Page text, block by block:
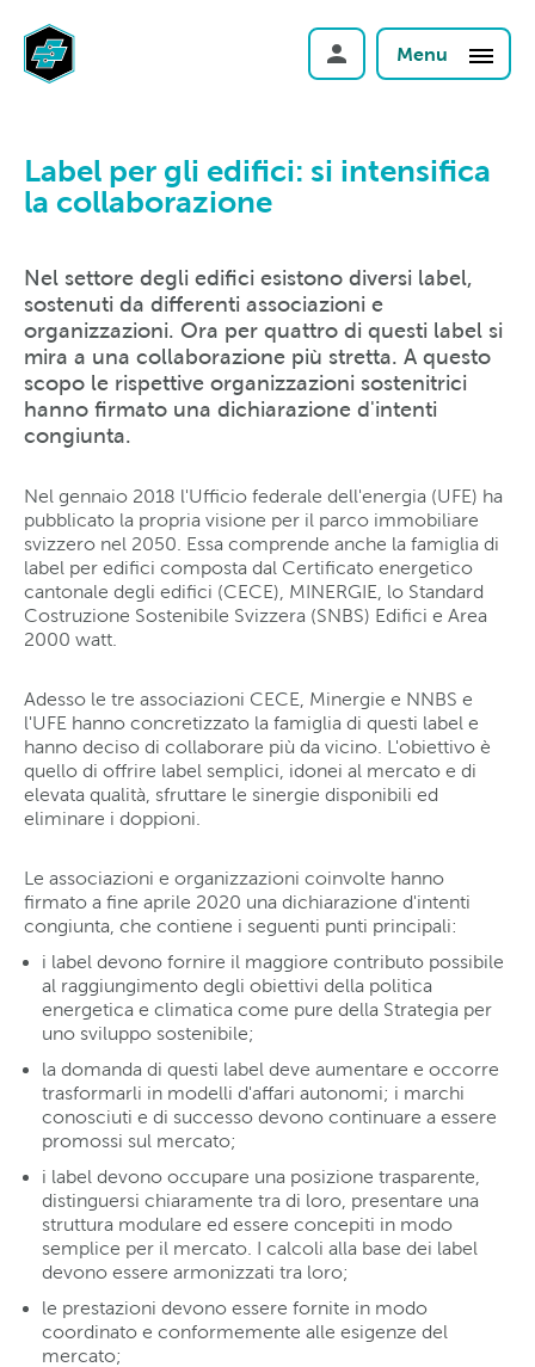
Menu
Label per gli edifici: si intensifica
la collaborazione
Nel settore degli edifici esistono diversi label,
sostenuti da differenti associazioni e
organizzazioni. Ora per quattro di questi label si
mira a una collaborazione più stretta. A questo
scopo le rispettive organizzazioni sostenitrici
hanno firmato una dichiarazione d'intenti
congiunta.
Nel gennaio 2018 l'Ufficio federale dell'energia (UFE) ha
pubblicato la propria visione per il parco immobiliare
svizzero nel 2050. Essa comprende anche la famiglia di
label per edifici composta dal Certificato energetico
cantonale degli edifici (CECE), MINERGIE, lo Standard
Costruzione Sostenibile Svizzera (SNBS) Edifici e Area
2000 watt.
Adesso le tre associazioni CECE, Minergie e NNBS e
l'UFE hanno concretizzato la famiglia di questi label e
hanno deciso di collaborare più da vicino. L'obiettivo è
quello di offrire label semplici, idonei al mercato e di
elevata qualità, sfruttare le sinergie disponibili ed
eliminare i doppioni.
Le associazioni e organizzazioni coinvolte hanno
firmato a fine aprile 2020 una dichiarazione d'intenti
congiunta, che contiene i seguenti punti principali:
i label devono fornire il maggiore contributo possibile
al raggiungimento degli obiettivi della politica
energetica e climatica come pure della Strategia per
uno sviluppo sostenibile;
la domanda di questi label deve aumentare e occorre
trasformarli in modelli d'affari autonomi; i marchi
conosciuti e di successo devono continuare a essere
promossi sul mercato;
i label devono occupare una posizione trasparente,
distinguersi chiaramente tra di loro, presentare una
struttura modulare ed essere concepiti in modo
semplice per il mercato. I calcoli alla base dei label
devono essere armonizzati tra loro;
le prestazioni devono essere fornite in modo
coordinato e conformemente alle esigenze del
mercato;